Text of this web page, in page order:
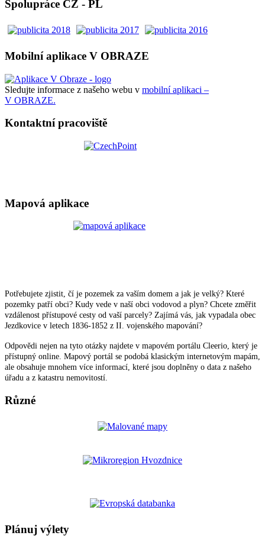
Spolupráce CZ - PL
Mobilní aplikace V OBRAZE
Sledujte informace z našeho webu v mobilní aplikaci –
V OBRAZE.
Kontaktní pracoviště
Mapová aplikace
Potřebujete zjistit, čí je pozemek za vaším domem a jak je velký? Které
pozemky patří obci? Kudy vede v naší obci vodovod a plyn? Chcete změřit
vzdálenost přístupové cesty od vaší parcely? Zajímá vás, jak vypadala obec
Jezdkovice v letech 1836-1852 z II. vojenského mapování?
Odpovědi nejen na tyto otázky najdete v mapovém portálu Cleerio, který je
přístupný online. Mapový portál se podobá klasickým internetovým mapám,
ale obsahuje mnohem více informací, které jsou doplněny o data z našeho
úřadu a z katastru nemovitostí.
Různé
Plánuj výlety